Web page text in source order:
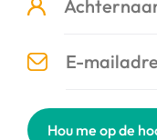
Hou me op de